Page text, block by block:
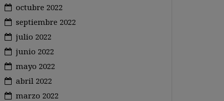
octubre 2022
septiembre 2022
julio 2022
junio 2022
mayo 2022
abril 2022
marzo 2022